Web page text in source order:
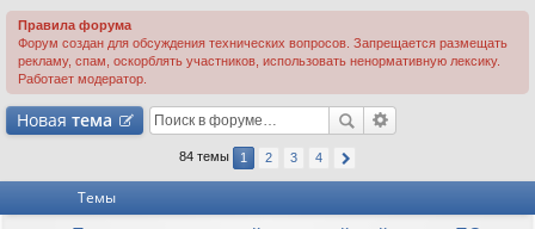
и ат
ел
ац
Правила форума
Форум создан для обсуждения технических вопросов. Запрещается размещать
рекламу, спам, оскорблять участников, использовать ненормативную лексику.
Работает модератор.
Новая тема
84 темы 1 2 3 4
Темы